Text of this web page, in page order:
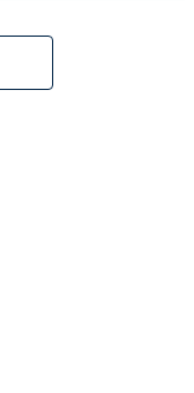
めます。